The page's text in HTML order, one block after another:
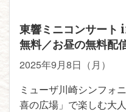
東響ミニコンサート
無料／お昼の無料配
2025年9月8日（月）
ミューザ川崎シンフォ
喜の広場」で楽しむ大